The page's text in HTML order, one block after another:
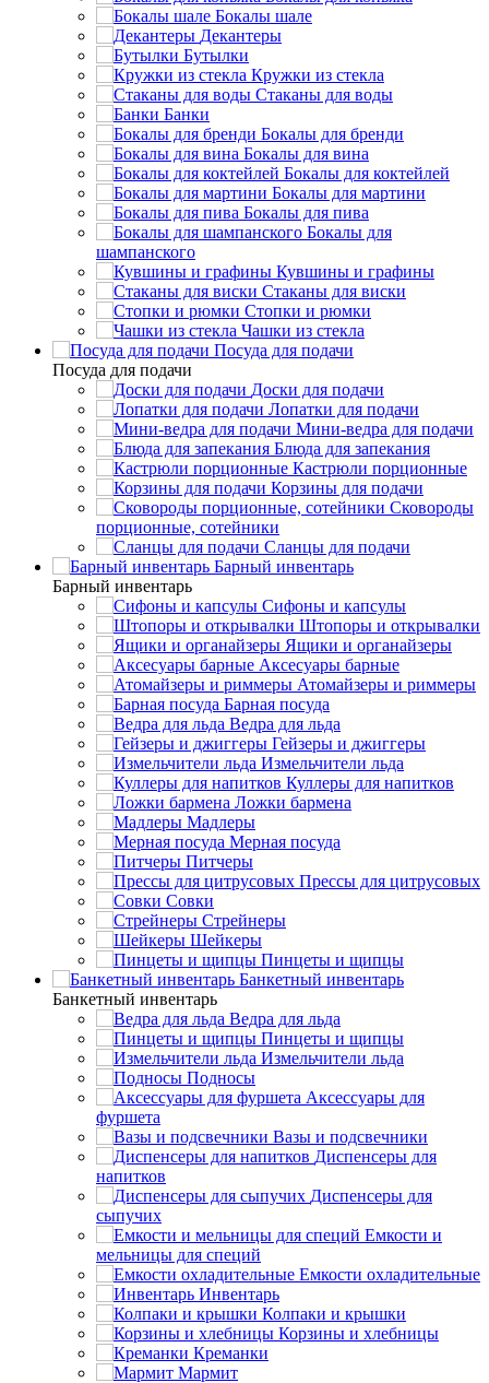
Бокалы шале
Декантеры
Бутылки
Кружки из стекла
Стаканы для воды
Банки
Бокалы для бренди
Бокалы для вина
Бокалы для коктейлей
Бокалы для мартини
Бокалы для пива
Бокалы для
шампанского
Кувшины и графины
Стаканы для виски
Стопки и рюмки
Чашки из стекла
Посуда для подачи
Посуда для подачи
Доски для подачи
Лопатки для подачи
Мини-ведра для подачи
Блюда для запекания
Кастрюли порционные
Корзины для подачи
Сковороды
порционные, сотейники
Сланцы для подачи
Барный инвентарь
Барный инвентарь
Сифоны и капсулы
Штопоры и открывалки
Ящики и органайзеры
Аксесуары барные
Атомайзеры и риммеры
Барная посуда
Ведра для льда
Гейзеры и джиггеры
Измельчители льда
Куллеры для напитков
Ложки бармена
Мадлеры
Мерная посуда
Питчеры
Прессы для цитрусовых
Совки
Стрейнеры
Шейкеры
Пинцеты и щипцы
Банкетный инвентарь
Банкетный инвентарь
Ведра для льда
Пинцеты и щипцы
Измельчители льда
Подносы
Аксессуары для
фуршета
Вазы и подсвечники
Диспенсеры для
напитков
Диспенсеры для
сыпучих
Емкости и
мельницы для специй
Емкости охладительные
Инвентарь
Колпаки и крышки
Корзины и хлебницы
Креманки
Мармит